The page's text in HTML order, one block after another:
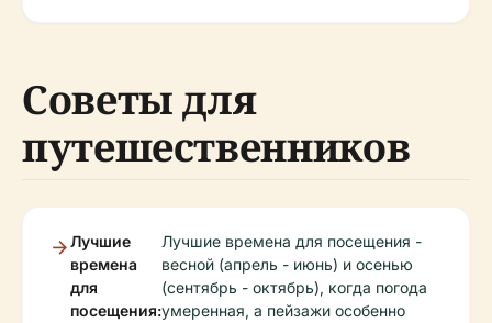
Советы для
путешественников
Лучшие
времена
для
посещения:
Лучшие времена для посещения -
весной (апрель - июнь) и осенью
(сентябрь - октябрь), когда погода
умеренная, а пейзажи особенно